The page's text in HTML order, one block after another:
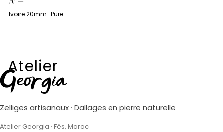
Ivoire 20mm · Pure
Atelier
Georgia
Zelliges artisanaux · Dallages en pierre naturelle
Atelier Georgia · Fès, Maroc